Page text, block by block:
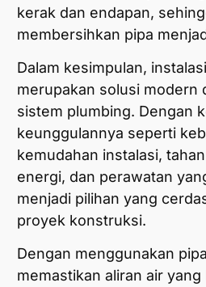
kerak dan endapan,
membersihkan pipa
Dalam kesimpulan,
merupakan solusi modern
sistem plumbing. Dengan
keunggulannya seperti
kemudahan instalasi,
energi, dan perawatan
menjadi pilihan yang
proyek konstruksi.
Dengan menggunakan
memastikan aliran air